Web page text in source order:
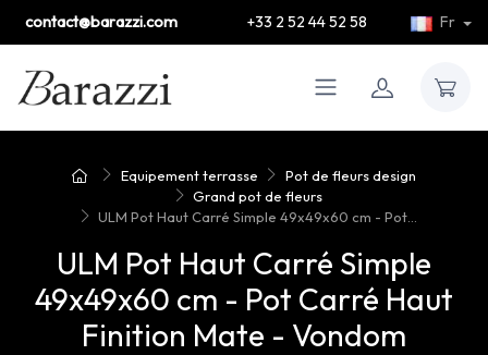
contact@barazzi.com +33 2 52 44 52 58 Fr
Equipement terrasse
Pot de fleurs design
Grand pot de fleurs
ULM Pot Haut Carré Simple 49x49x60 cm - Pot...
ULM Pot Haut Carré Simple
49x49x60 cm - Pot Carré Haut
Finition Mate - Vondom